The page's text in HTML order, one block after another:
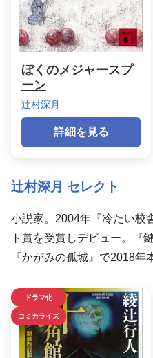
ぼくのメジャースプ
ーン
辻村深月
詳細を見る
辻村深月 セレクト
小説家。2004年『冷たい校
ト賞を受賞しデビュー。『
『かがみの孤城』で2018年
ドラマ化
コミカライズ